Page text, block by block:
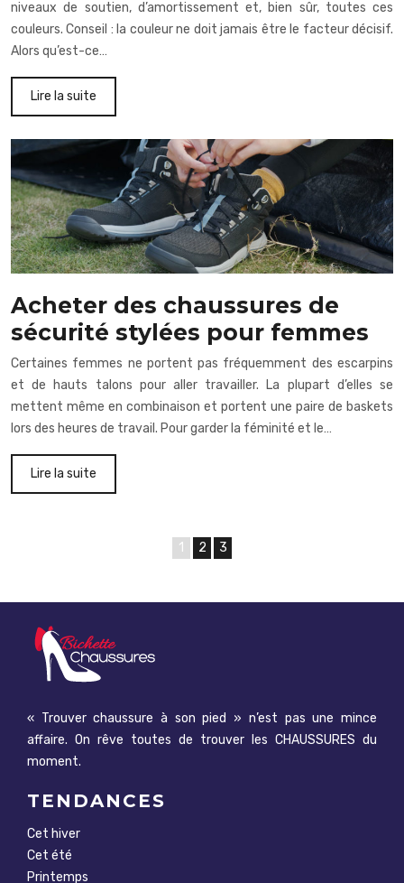
niveaux de soutien, d’amortissement et, bien sûr, toutes ces
couleurs. Conseil : la couleur ne doit jamais être le facteur décisif.
Alors qu’est-ce…
Lire la suite
Acheter des chaussures de
sécurité stylées pour femmes
Certaines femmes ne portent pas fréquemment des escarpins
et de hauts talons pour aller travailler. La plupart d’elles se
mettent même en combinaison et portent une paire de baskets
lors des heures de travail. Pour garder la féminité et le…
Lire la suite
1 2 3
« Trouver chaussure à son pied » n’est pas une mince
affaire. On rêve toutes de trouver les CHAUSSURES du
moment.
TENDANCES
Cet hiver
Cet été
Printemps